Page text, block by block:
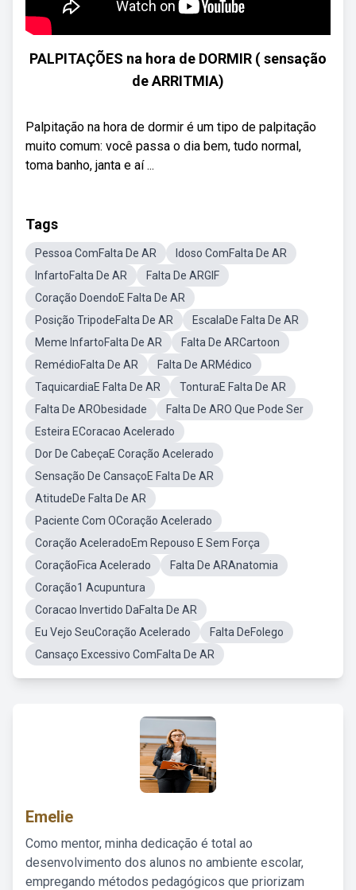
PALPITAÇÕES na hora de DORMIR ( sensação
de ARRITMIA)
Palpitação na hora de dormir é um tipo de palpitação
muito comum: você passa o dia bem, tudo normal,
toma banho, janta e aí ...
Tags
Pessoa ComFalta De AR
Idoso ComFalta De AR
InfartoFalta De AR
Falta De ARGIF
Coração DoendoE Falta De AR
Posição TripodeFalta De AR
EscalaDe Falta De AR
Meme InfartoFalta De AR
Falta De ARCartoon
RemédioFalta De AR
Falta De ARMédico
TaquicardiaE Falta De AR
TonturaE Falta De AR
Falta De ARObesidade
Falta De ARO Que Pode Ser
Esteira ECoracao Acelerado
Dor De CabeçaE Coração Acelerado
Sensação De CansaçoE Falta De AR
AtitudeDe Falta De AR
Paciente Com OCoração Acelerado
Coração AceleradoEm Repouso E Sem Força
CoraçãoFica Acelerado
Falta De ARAnatomia
Coração1 Acupuntura
Coracao Invertido DaFalta De AR
Eu Vejo SeuCoração Acelerado
Falta DeFolego
Cansaço Excessivo ComFalta De AR
Emelie
Como mentor, minha dedicação é total ao
desenvolvimento dos alunos no ambiente escolar,
empregando métodos pedagógicos que priorizam